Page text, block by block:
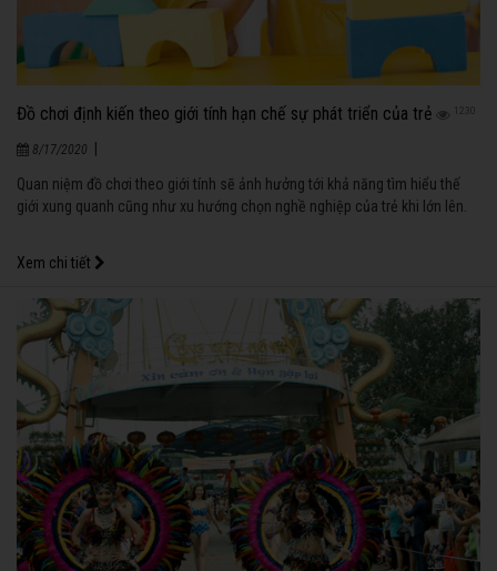
Đồ chơi định kiến theo giới tính hạn chế sự phát triển của trẻ 1230
8/17/2020
Quan niệm đồ chơi theo giới tính sẽ ảnh hưởng tới khả năng tìm hiểu thế
giới xung quanh cũng như xu hướng chọn nghề nghiệp của trẻ khi lớn lên.
Xem chi tiết